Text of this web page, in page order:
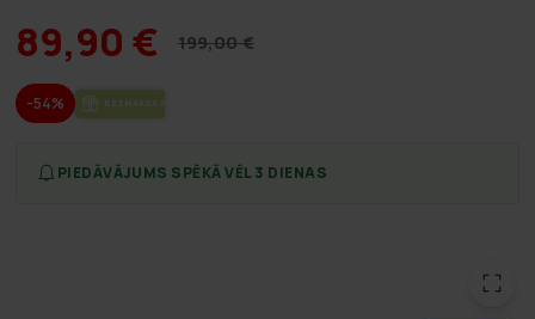
89,90 € 199,00 €
-54% BEZ­MAK­SAS PIE­GĀ­DE
PIEDĀVĀJUMS SPĒKĀ VĒL 3 DIENAS